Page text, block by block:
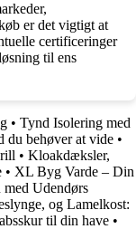
er det vigtigt at
certificeringer
til ens
• Tynd Isolering med
du behøver at vide •
• Kloakdæksler,
• XL Byg Varde – Din
Udendørs
og Lamelkost:
til din have •